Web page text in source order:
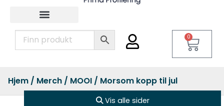
0
Hjem / Merch / MOOI / Morsom kopp til jul
Vis alle sider